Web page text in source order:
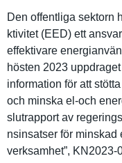
Den offentliga sektorn
ktivitet (EED) ett
effektivar­e
hösten 2023
informatio­n för att
och minska el-och
slutrappor­t av
nsinsatser för
verksamhet­”, KN2023-